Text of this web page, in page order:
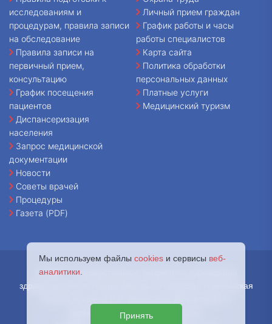
исследованиям и
процедурам, правила записи
на обследование
Правила записи на
первичный прием,
консультацию
График посещения
пациентов
Диспансеризация
населения
Запрос медицинской
документации
Новости
Советы врачей
Процедуры
Газета (PDF)
Личный прием граждан
График работы и часы
работы специалистов
Карта сайта
Политика обработки
персональных данных
Платные услуги
Медицинский туризм
© 2026 - Государственное бюджетное учреждение
здравоохранения города Москвы «Городская клиническая
здравоохранения города Москвы.
Мы используем файлы cookies и сервисы веб-
аналитики
Принять